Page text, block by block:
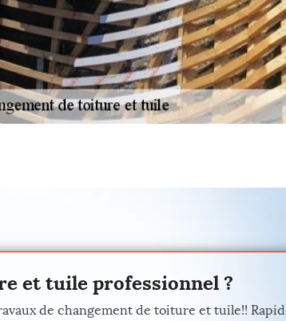
et tuile professionnel ?
de changement de toiture et tuile!!